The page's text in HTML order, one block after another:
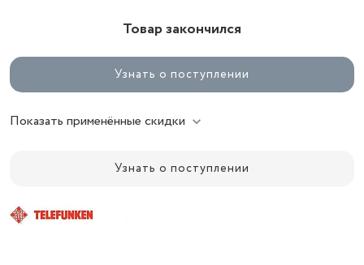
Товар закончился
Узнать о поступлении
Показать применённые скидки
Узнать о поступлении